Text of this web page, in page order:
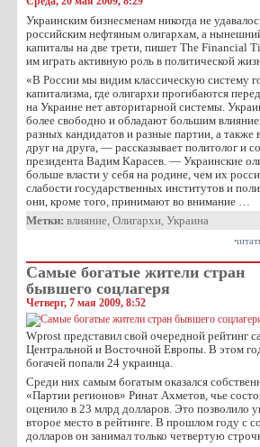
Украинским бизнесменам никогда не
российским нефтяным олигархам, а
капиталы на две трети, пишет The Financial
им играть активную роль в политической
«В России мы видим классическую систему
капитализма, где олигархи прогибаются
на Украине нет авторитарной системы.
более свободно и обладают большим
разных кандидатов и разные партии, а
друг на друга, — рассказывает политолог и
президента Вадим Карасев. — Украинские
больше власти у себя на родине, чем их
слабости государственных институтов и
они, кроме того, принимают во внимание …
Метки: влияние, Олигархи, Украина
Самые богатые жители стран
бывшего соцлагеря
Четверг, 7 мая 2009, 8:52
Wprost представил свой очередной рейтинг
Центральной и Восточной Европы. В этом
богачей попали 24 украинца.
Среди них самым богатым оказался
«Партии регионов» Ринат Ахметов, чье
оценило в 23 млрд долларов. Это позволило
второе место в рейтинге. В прошлом году с
долларов он занимал только четвертую